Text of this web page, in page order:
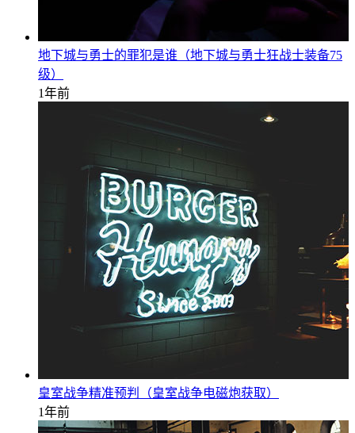
地下城与勇士的罪犯是谁（地下城与勇士狂战士装备75
级）
1年前
皇室战争精准预判（皇室战争电磁炮获取）
1年前